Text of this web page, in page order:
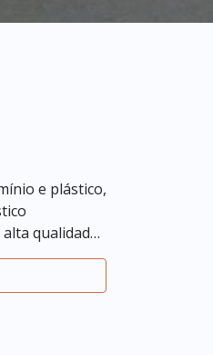
e plástico,
qualidade